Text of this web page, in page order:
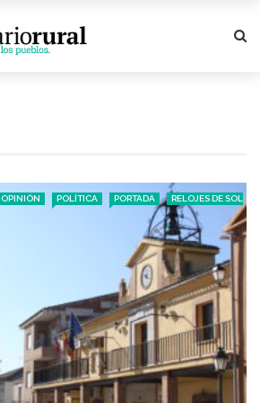
OPINIÓN POLÍTICA PORTADA RELOJES DE SOL